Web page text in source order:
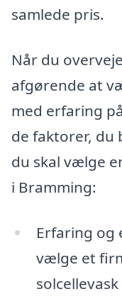
samlede pris.
Når du
afgørende at
med erfaring
de faktorer, du
du skal vælge
i Bramming:
Erfaring og
vælge et